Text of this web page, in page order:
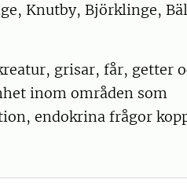
Knutby, Björklinge,
grisar, får, getter
inom områden som
endokrina frågor